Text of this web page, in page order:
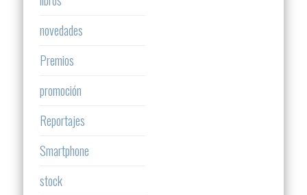
novedades
Premios
promoción
Reportajes
Smartphone
stock